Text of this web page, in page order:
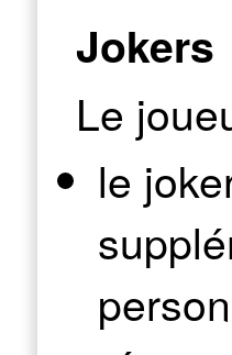
Jokers
Le
le